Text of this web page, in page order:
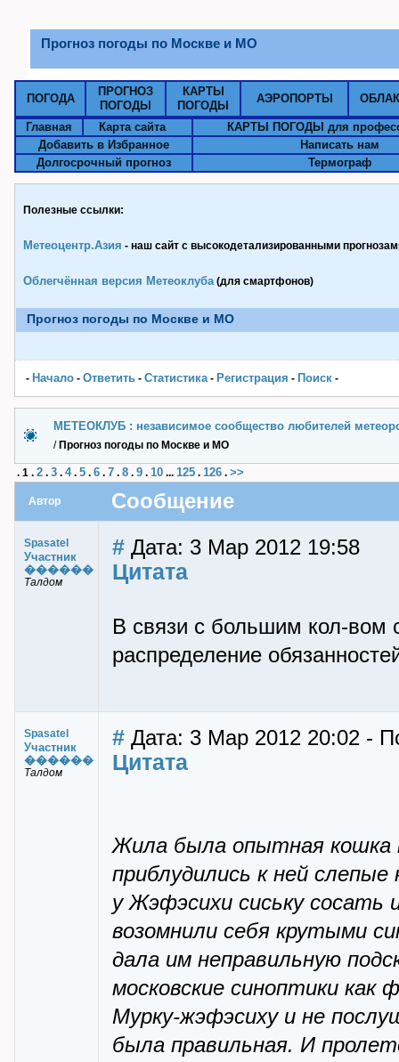
Прогноз погоды по Москве и МО
ПОГОДА
ПРОГНОЗ
ПОГОДЫ
КАРТЫ
ПОГОДЫ
АЭРОПОРТЫ
Главная Карта сайта
КАРТЫ ПОГОДЫ для
Добавить в Избранное
Написать нам
Долгосрочный прогноз
Термограф
Полезные ссылки:
Метеоцентр.Азия - наш сайт с высокодетализированными
Облегчённая версия Метеоклуба(для смартфонов)
Прогноз погоды по Москве и МО
- Начало - Ответить - Статистика- Pегистрация - Поиск -
МЕТЕОКЛУБ : независимое сообщество любителей
/ Прогноз погоды по Москве и МО
. 1 . 2 . 3 . 4. 5 . 6 . 7 . 8 . 9 . 10 ... 125 . 126 . >>
Автор Сообщение
Spasatel
Участник
������
Талдом
# Дата: 3 Мар 2012 19:58
Цитата
В связи с большим кол-
распределение
Spasatel
Участник
������
Талдом
# Дата: 3 Мар 2012 20:02 -
Цитата
Жила была опытная кошка
приблудились к ней
у Жэфэсихи сиську сосать
возомнили себя крутыми
дала им неправильную
московские синоптики как
Мурку-жэфэсиху и не
была правильная. И